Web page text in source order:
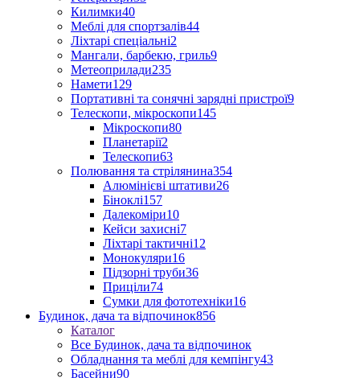
Килимки40
Меблі для спортзалів44
Ліхтарі спеціальні2
Мангали, барбекю, гриль9
Метеоприлади235
Намети129
Портативні та сонячні зарядні пристрої9
Телескопи, мікроскопи145
Мікроскопи80
Планетарії2
Телескопи63
Полювання та стрілянина354
Алюмінієві штативи26
Біноклі157
Далекоміри10
Кейси захисні7
Ліхтарі тактичні12
Монокуляри16
Підзорні труби36
Приціли74
Сумки для фототехніки16
Будинок, дача та відпочинок856
Каталог
Все Будинок, дача та відпочинок
Обладнання та меблі для кемпінгу43
Басейни90